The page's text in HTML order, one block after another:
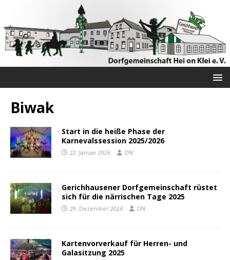
Biwak
Start in die heiße Phase der
Karnevalssession 2025/2026
22. Januar 2026 DN
Gerichhausener Dorfgemeinschaft rüstet
sich für die närrischen Tage 2025
29. Dezember 2024 DN
Kartenvorverkauf für Herren- und
Galasitzung 2025